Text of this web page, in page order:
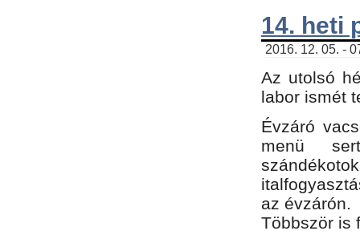
14. heti
2016. 12. 05. -
Az utolsó
labor ismét
Évzáró
menü
az évzárón.
Többször is